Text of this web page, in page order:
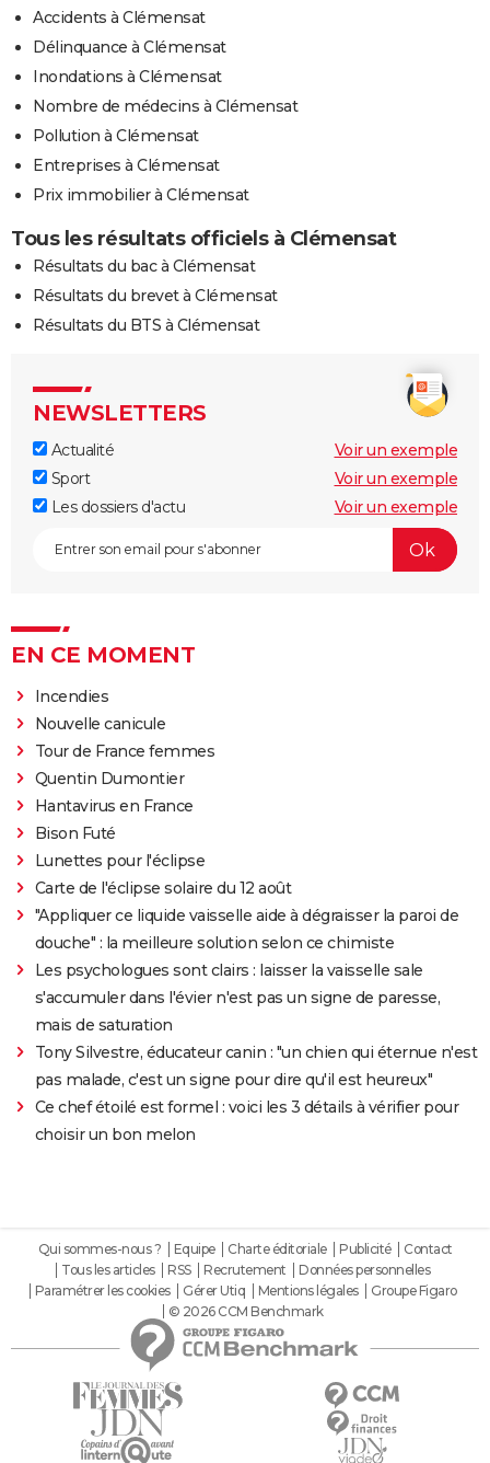
Accidents à Clémensat
Délinquance à Clémensat
Inondations à Clémensat
Nombre de médecins à Clémensat
Pollution à Clémensat
Entreprises à Clémensat
Prix immobilier à Clémensat
Tous les résultats officiels à Clémensat
Résultats du bac à Clémensat
Résultats du brevet à Clémensat
Résultats du BTS à Clémensat
NEWSLETTERS
Actualité
Voir un exemple
Sport
Voir un exemple
Les dossiers d'actu
Voir un exemple
EN CE MOMENT
Incendies
Nouvelle canicule
Tour de France femmes
Quentin Dumontier
Hantavirus en France
Bison Futé
Lunettes pour l'éclipse
Carte de l'éclipse solaire du 12 août
"Appliquer ce liquide vaisselle aide à dégraisser la paroi de
douche" : la meilleure solution selon ce chimiste
Les psychologues sont clairs : laisser la vaisselle sale
s'accumuler dans l'évier n'est pas un signe de paresse,
mais de saturation
Tony Silvestre, éducateur canin : "un chien qui éternue n'est
pas malade, c'est un signe pour dire qu'il est heureux"
Ce chef étoilé est formel : voici les 3 détails à vérifier pour
choisir un bon melon
Qui sommes-nous ? Equipe Charte éditoriale Publicité
Contact
Tous les articles
RSS Recrutement
Données personnelles
Paramétrer les cookies
Gérer Utiq Mentions légales
Groupe Figaro
© 2026 CCM Benchmark